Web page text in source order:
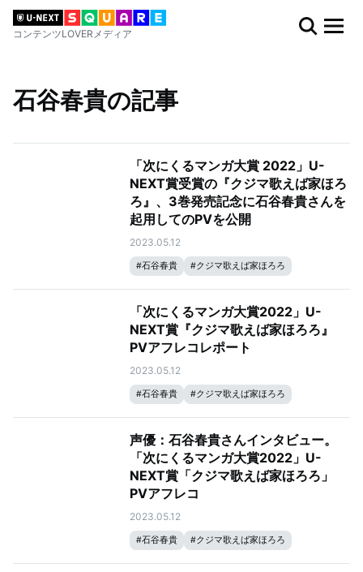
コンテンツLOVERメディア
石谷春貴の記事
「次にくるマンガ大賞 2022」U-
NEXT賞受賞の『クジマ歌えば家ほろ
ろ』、3巻発売記念に石谷春貴さんを
起用してのPVを公開
2023.05.12
#石谷春貴 #クジマ歌えば家ほろろ
「次にくるマンガ大賞2022」U-
NEXT賞『クジマ歌えば家ほろろ』
PVアフレコレポート
2023.05.12
#石谷春貴 #クジマ歌えば家ほろろ
声優：石谷春貴さんインタビュー。
「次にくるマンガ大賞2022」U-
NEXT賞「クジマ歌えば家ほろろ」
PVアフレコ
2023.05.12
#石谷春貴 #クジマ歌えば家ほろろ